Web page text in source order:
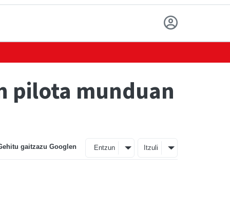
pilota munduan
gaitzazu Googlen Entzun Itzuli